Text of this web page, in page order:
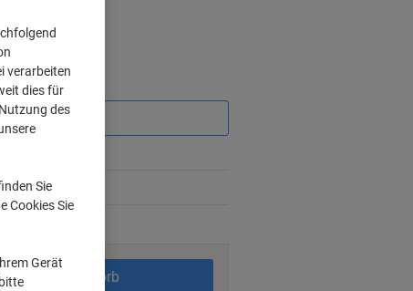
In den Warenkorb
verarbeiten
dies für
des
Sie
Cookies Sie
Gerät